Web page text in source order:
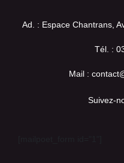
Ad. : Espace Chantrans,
Tél. :
Mail :
Suivez-